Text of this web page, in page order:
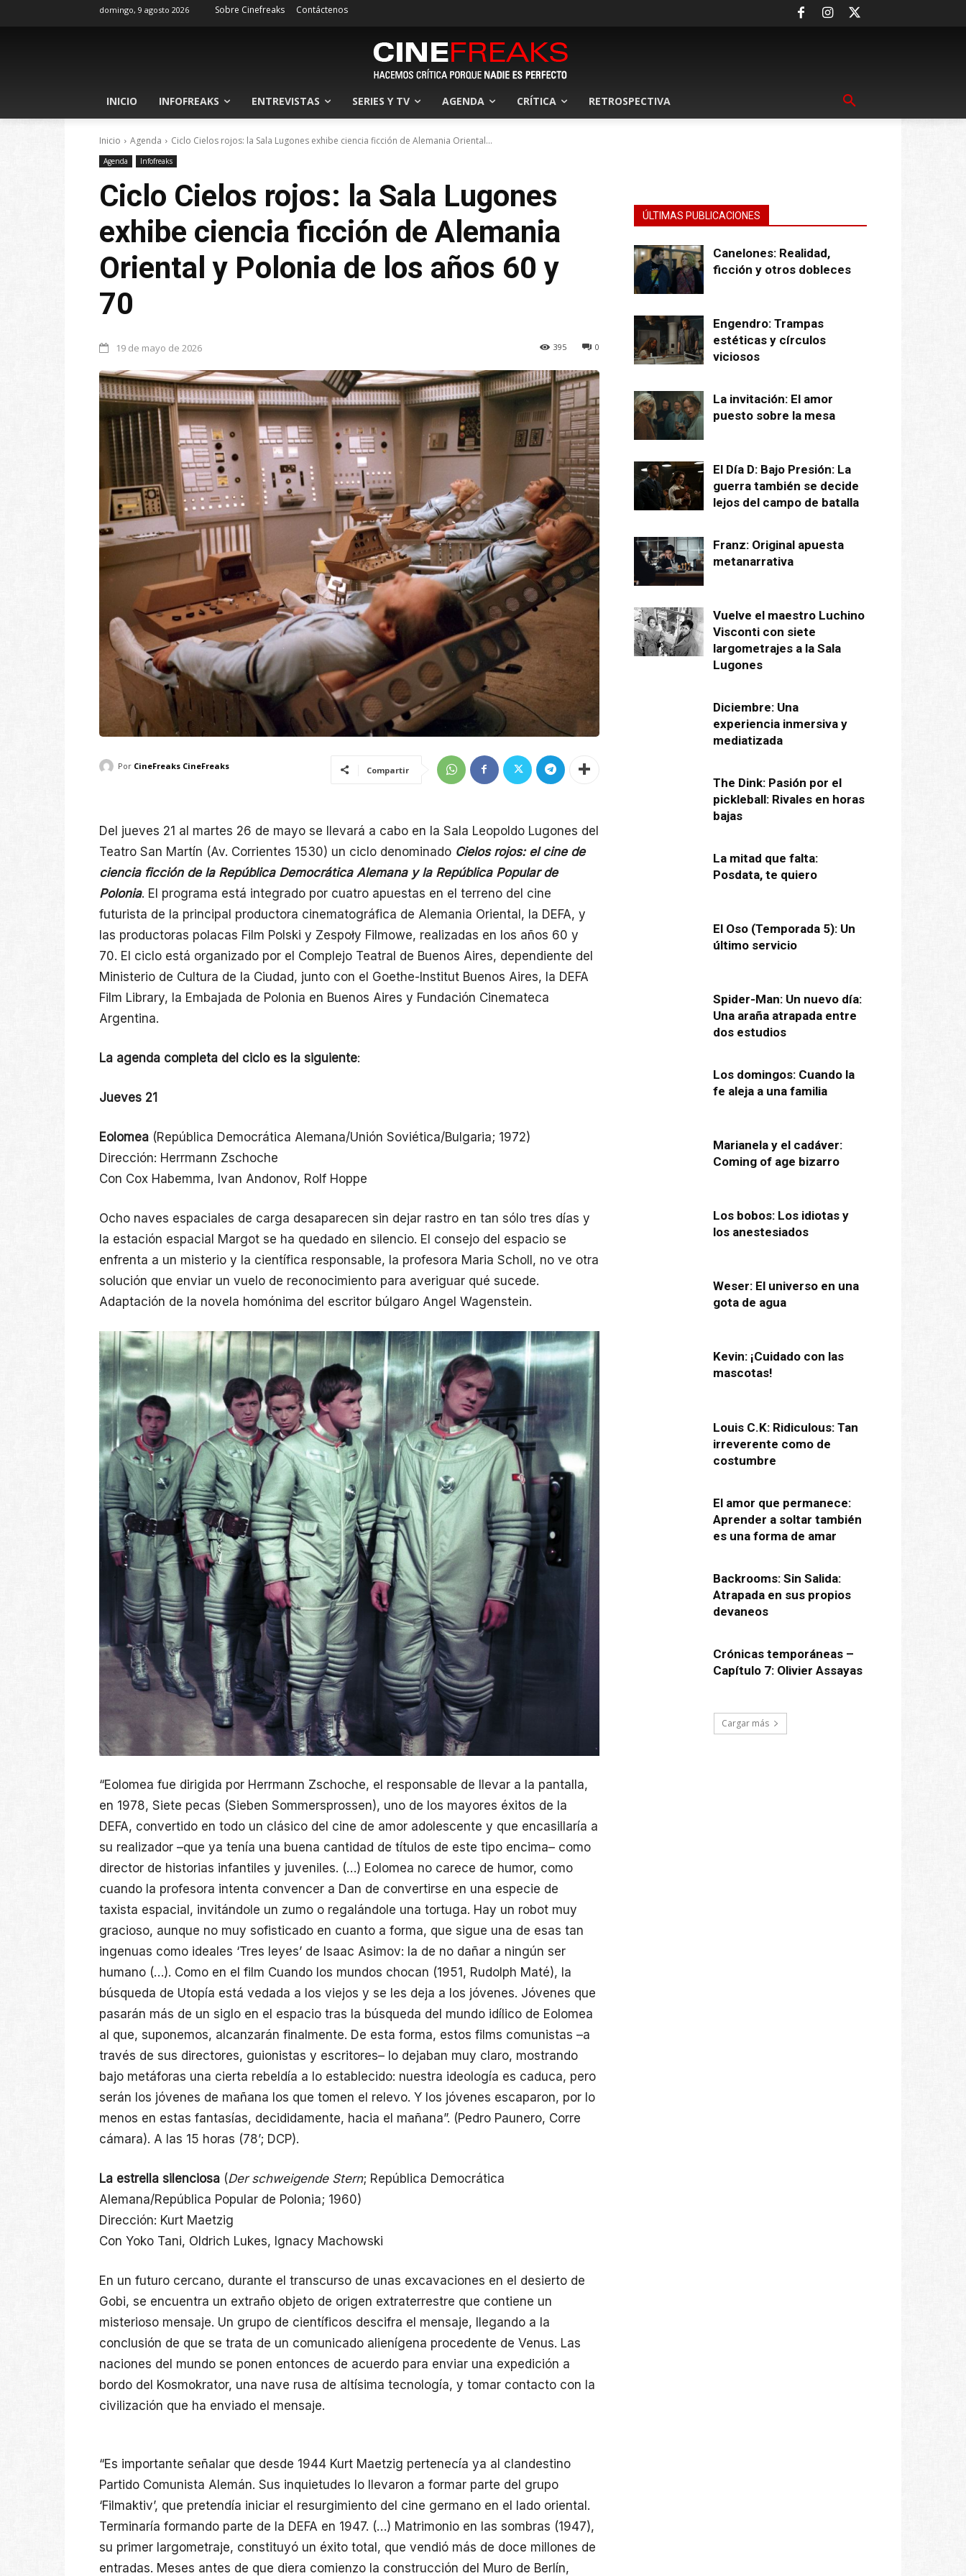
domingo, 9 agosto 2026 Sobre Cinefreaks Contáctenos
INICIO INFOFREAKS ENTREVISTAS SERIES Y TV AGENDA CRÍTICA RETROSPECTIVA
Inicio Agenda Ciclo Cielos rojos: la Sala Lugones exhibe ciencia ficción de Alemania Oriental...
Agenda Infofreaks
Ciclo Cielos rojos: la Sala Lugones
exhibe ciencia ficción de Alemania
Oriental y Polonia de los años 60 y
70
19 de mayo de 2026 0
395
Por CineFreaks CineFreaks Compartir
Del jueves 21 al martes 26 de mayo se llevará a cabo en la Sala Leopoldo Lugones del
Teatro San Martín (Av. Corrientes 1530) un ciclo denominado Cielos rojos: el cine de
ciencia ficción de la República Democrática Alemana y la República Popular de
Polonia. El programa está integrado por cuatro apuestas en el terreno del cine
futurista de la principal productora cinematográfica de Alemania Oriental, la DEFA, y
las productoras polacas Film Polski y Zespoły Filmowe, realizadas en los años 60 y
70. El ciclo está organizado por el Complejo Teatral de Buenos Aires, dependiente del
Ministerio de Cultura de la Ciudad, junto con el Goethe-Institut Buenos Aires, la DEFA
Film Library, la Embajada de Polonia en Buenos Aires y Fundación Cinemateca
Argentina.
La agenda completa del ciclo es la siguiente:
Jueves 21
Eolomea (República Democrática Alemana/Unión Soviética/Bulgaria; 1972)
Dirección: Herrmann Zschoche
Con Cox Habemma, Ivan Andonov, Rolf Hoppe
Ocho naves espaciales de carga desaparecen sin dejar rastro en tan sólo tres días y
la estación espacial Margot se ha quedado en silencio. El consejo del espacio se
enfrenta a un misterio y la científica responsable, la profesora Maria Scholl, no ve otra
solución que enviar un vuelo de reconocimiento para averiguar qué sucede.
Adaptación de la novela homónima del escritor búlgaro Angel Wagenstein.
“Eolomea fue dirigida por Herrmann Zschoche, el responsable de llevar a la pantalla,
en 1978, Siete pecas (Sieben Sommersprossen), uno de los mayores éxitos de la
DEFA, convertido en todo un clásico del cine de amor adolescente y que encasillaría a
su realizador –que ya tenía una buena cantidad de títulos de este tipo encima– como
director de historias infantiles y juveniles. (…) Eolomea no carece de humor, como
cuando la profesora intenta convencer a Dan de convertirse en una especie de
taxista espacial, invitándole un zumo o regalándole una tortuga. Hay un robot muy
gracioso, aunque no muy sofisticado en cuanto a forma, que sigue una de esas tan
ingenuas como ideales ‘Tres leyes’ de Isaac Asimov: la de no dañar a ningún ser
humano (…). Como en el film Cuando los mundos chocan (1951, Rudolph Maté), la
búsqueda de Utopía está vedada a los viejos y se les deja a los jóvenes. Jóvenes que
pasarán más de un siglo en el espacio tras la búsqueda del mundo idílico de Eolomea
al que, suponemos, alcanzarán finalmente. De esta forma, estos films comunistas –a
través de sus directores, guionistas y escritores– lo dejaban muy claro, mostrando
bajo metáforas una cierta rebeldía a lo establecido: nuestra ideología es caduca, pero
serán los jóvenes de mañana los que tomen el relevo. Y los jóvenes escaparon, por lo
menos en estas fantasías, decididamente, hacia el mañana”. (Pedro Paunero, Corre
cámara). A las 15 horas (78’; DCP).
La estrella silenciosa (Der schweigende Stern; República Democrática
Alemana/República Popular de Polonia; 1960)
Dirección: Kurt Maetzig
Con Yoko Tani, Oldrich Lukes, Ignacy Machowski
En un futuro cercano, durante el transcurso de unas excavaciones en el desierto de
Gobi, se encuentra un extraño objeto de origen extraterrestre que contiene un
misterioso mensaje. Un grupo de científicos descifra el mensaje, llegando a la
conclusión de que se trata de un comunicado alienígena procedente de Venus. Las
naciones del mundo se ponen entonces de acuerdo para enviar una expedición a
bordo del Kosmokrator, una nave rusa de altísima tecnología, y tomar contacto con la
civilización que ha enviado el mensaje.
“Es importante señalar que desde 1944 Kurt Maetzig pertenecía ya al clandestino
Partido Comunista Alemán. Sus inquietudes lo llevaron a formar parte del grupo
‘Filmaktiv’, que pretendía iniciar el resurgimiento del cine germano en el lado oriental.
Terminaría formando parte de la DEFA en 1947. (…) Matrimonio en las sombras (1947),
su primer largometraje, constituyó un éxito total, que vendió más de doce millones de
entradas. Meses antes de que diera comienzo la construcción del Muro de Berlín,
ÚLTIMAS PUBLICACIONES
Canelones: Realidad,
ficción y otros dobleces
Engendro: Trampas
estéticas y círculos
viciosos
La invitación: El amor
puesto sobre la mesa
El Día D: Bajo Presión: La
guerra también se decide
lejos del campo de batalla
Franz: Original apuesta
metanarrativa
Vuelve el maestro Luchino
Visconti con siete
largometrajes a la Sala
Lugones
Diciembre: Una
experiencia inmersiva y
mediatizada
The Dink: Pasión por el
pickleball: Rivales en horas
bajas
La mitad que falta:
Posdata, te quiero
El Oso (Temporada 5): Un
último servicio
Spider-Man: Un nuevo día:
Una araña atrapada entre
dos estudios
Los domingos: Cuando la
fe aleja a una familia
Marianela y el cadáver:
Coming of age bizarro
Los bobos: Los idiotas y
los anestesiados
Weser: El universo en una
gota de agua
Kevin: ¡Cuidado con las
mascotas!
Louis C.K: Ridiculous: Tan
irreverente como de
costumbre
El amor que permanece:
Aprender a soltar también
es una forma de amar
Backrooms: Sin Salida:
Atrapada en sus propios
devaneos
Crónicas temporáneas –
Capítulo 7: Olivier Assayas
Cargar más